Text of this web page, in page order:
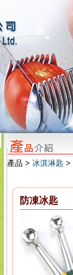
產品 > 冰淇淋匙 >
防凍冰匙